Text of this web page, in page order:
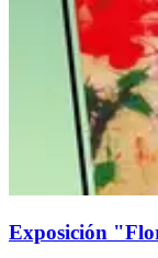
Exposición